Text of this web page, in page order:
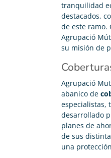
tranquilidad
destacados,
de este ramo.
Agrupació
su misión de
Agrupació
abanico de
especialistas,
desarrollado
planes de
de sus
una